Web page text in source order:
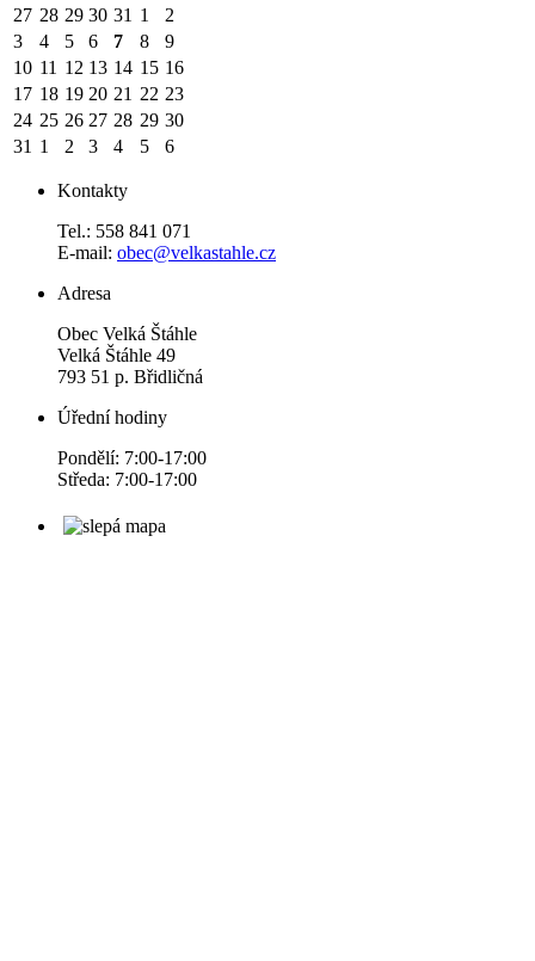
27 28 29 30 31 1
2
3
4 5 6 7 8
9
10 11 12 13 14 15 16
17 18 19 20 21 22 23
24 25 26 27 28 29 30
31 1 2 3 4 5 6
Kontakty
Tel.: 558 841 071
E-mail: obec@velkastahle.cz
Adresa
Obec Velká Štáhle
Velká Štáhle 49
793 51 p. Břidličná
Úřední hodiny
Pondělí: 7:00-17:00
Středa: 7:00-17:00